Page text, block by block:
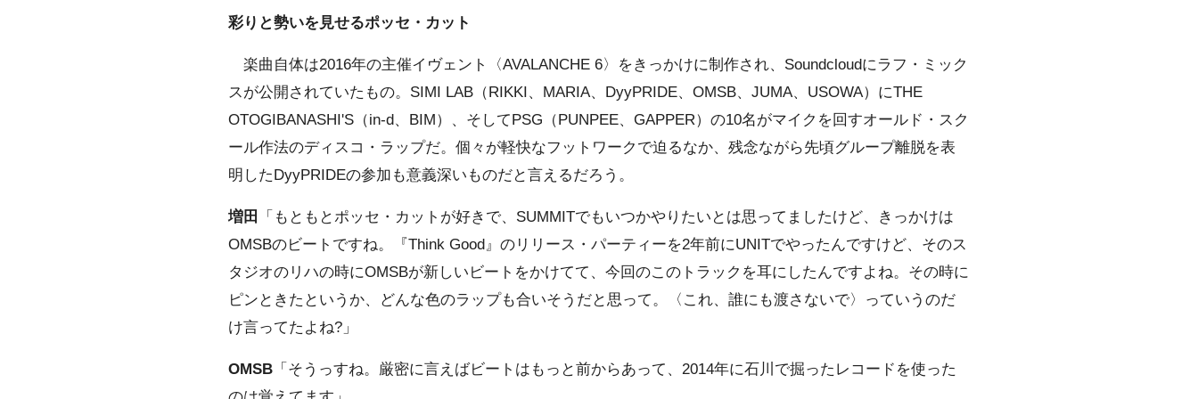
彩りと勢いを見せるポッセ・カット
楽曲自体は2016年の主催イヴェント〈AVALANCHE 6〉をきっかけに制作され、Soundcloudにラフ・ミック
スが公開されていたもの。SIMI LAB（RIKKI、MARIA、DyyPRIDE、OMSB、JUMA、USOWA）にTHE
OTOGIBANASHI'S（in-d、BIM）、そしてPSG（PUNPEE、GAPPER）の10名がマイクを回すオールド・スク
ール作法のディスコ・ラップだ。個々が軽快なフットワークで迫るなか、残念ながら先頃グループ離脱を表
明したDyyPRIDEの参加も意義深いものだと言えるだろう。
増田
「もともとポッセ・カットが好きで、SUMMITでもいつかやりたいとは思ってましたけど、きっかけは
OMSBのビートですね。『Think Good』のリリース・パーティーを2年前にUNITでやったんですけど、そのス
タジオのリハの時にOMSBが新しいビートをかけてて、今回のこのトラックを耳にしたんですよね。その時に
ピンときたというか、どんな色のラップも合いそうだと思って。〈これ、誰にも渡さないで〉っていうのだ
け言ってたよね?」
OMSB 「そうっすね。厳密に言えばビートはもっと前からあって、2014年に石川で掘ったレコードを使った